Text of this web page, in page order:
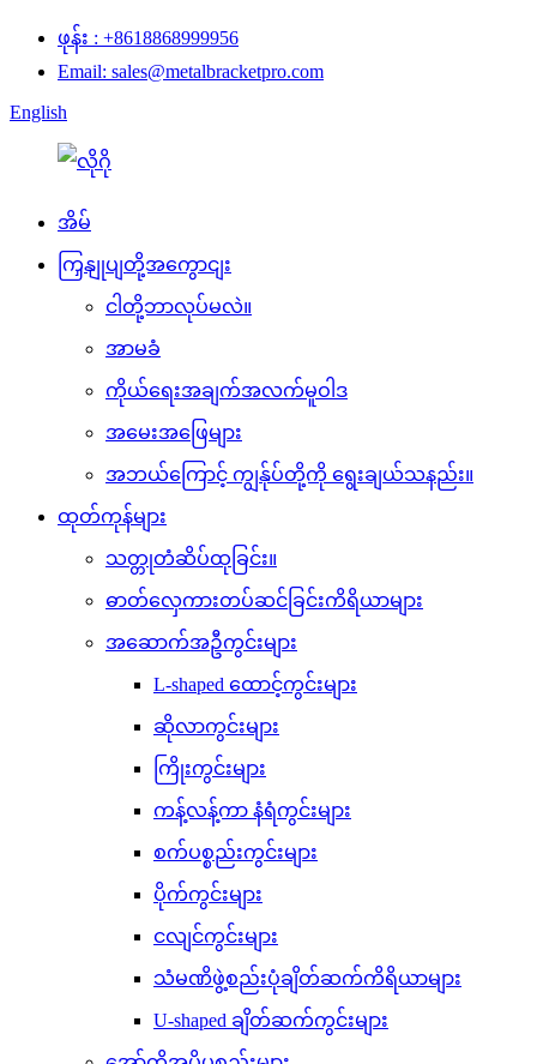
ဖုန်း : +8618868999956
Email: sales@metalbracketpro.com
English
အိမ်
ကြှနျုပျတို့အကွောငျး
ငါတို့ဘာလုပ်မလဲ။
အာမခံ
ကိုယ်ရေးအချက်အလက်မူဝါဒ
အမေးအဖြေများ
အဘယ်ကြောင့် ကျွန်ုပ်တို့ကို ရွေးချယ်သနည်း။
ထုတ်ကုန်များ
သတ္တုတံဆိပ်ထုခြင်း။
ဓာတ်လှေကားတပ်ဆင်ခြင်းကိရိယာများ
အဆောက်အဦကွင်းများ
L-shaped ထောင့်ကွင်းများ
ဆိုလာကွင်းများ
ကြိုးကွင်းများ
ကန့်လန့်ကာ နံရံကွင်းများ
စက်ပစ္စည်းကွင်းများ
ပိုက်ကွင်းများ
ငလျင်ကွင်းများ
သံမဏိဖွဲ့စည်းပုံချိတ်ဆက်ကိရိယာများ
U-shaped ချိတ်ဆက်ကွင်းများ